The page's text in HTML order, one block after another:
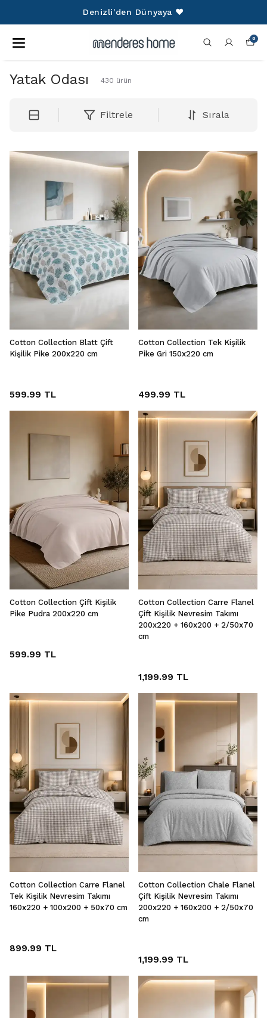
Denizli'den Dünyaya ❤️
0
Yatak Odası 430 ürün
Filtrele Sırala
Cotton Collection Blatt Çift
Kişilik Pike 200x220 cm
599.99 TL
Cotton Collection Tek Kişilik
Pike Gri 150x220 cm
499.99 TL
Cotton Collection Çift Kişilik
Pike Pudra 200x220 cm
599.99 TL
Cotton Collection Carre Flanel
Çift Kişilik Nevresim Takımı
200x220 + 160x200 + 2/50x70
cm
1,199.99 TL
Cotton Collection Carre Flanel
Tek Kişilik Nevresim Takımı
160x220 + 100x200 + 50x70 cm
899.99 TL
Cotton Collection Chale Flanel
Çift Kişilik Nevresim Takımı
200x220 + 160x200 + 2/50x70
cm
1,199.99 TL